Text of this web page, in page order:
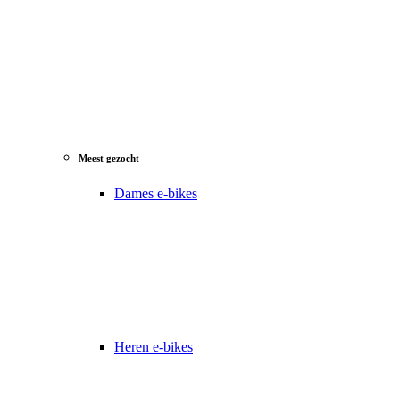
Meest gezocht
Dames e-bikes
Heren e-bikes